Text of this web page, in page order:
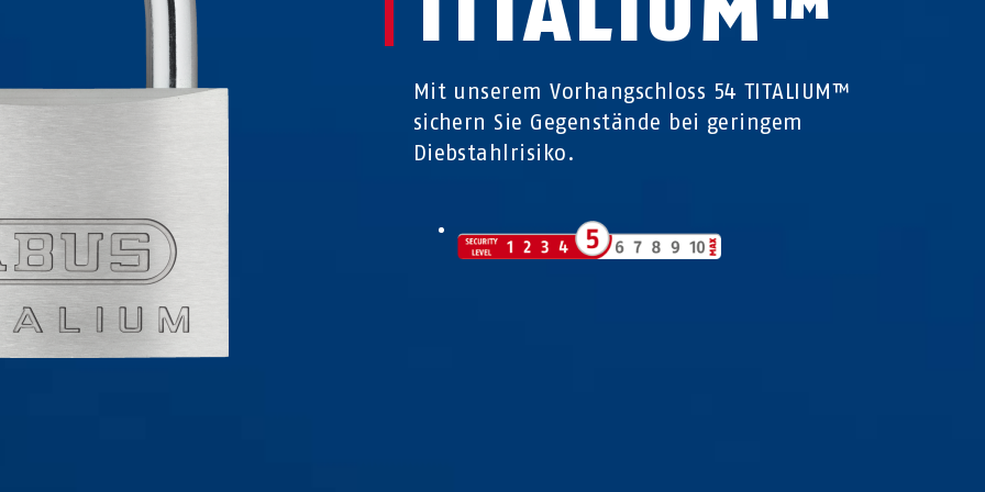
Mit unserem Vorhangschloss 54 TITALIUM™
sichern Sie Gegenstände bei geringem
Diebstahlrisiko.